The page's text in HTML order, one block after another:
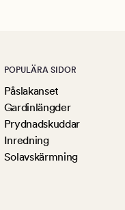
POPULÄRA SIDOR
Påslakanset
Gardinlängder
Prydnadskuddar
Inredning
Solavskärmning